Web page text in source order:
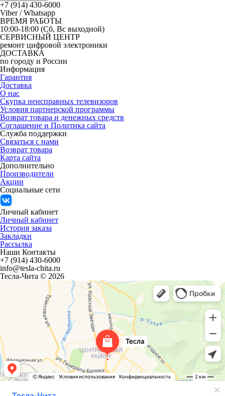
+7 (914) 430-6000
Viber / Whatsapp
ВРЕМЯ РАБОТЫ
10:00-18:00 (Сб, Вс выходной)
СЕРВИСНЫЙ ЦЕНТР
ремонт цифровой электроники
ДОСТАВКА
по городу и России
Информация
Гарантия
Доставка
О нас
Скупка неисправных телевизоров
Условия партнерской программы
Возврат товара и денежных средств
Соглашение и Политика сайта
Служба поддержки
Связаться с нами
Возврат товара
Карта сайта
Дополнительно
Производители
Акции
Социальные сети
Личный кабинет
Личный кабинет
История заказа
Закладки
Рассылка
Наши Контакты
+7 (914) 430-6000
info@tesla-chita.ru
Тесла-Чита © 2026